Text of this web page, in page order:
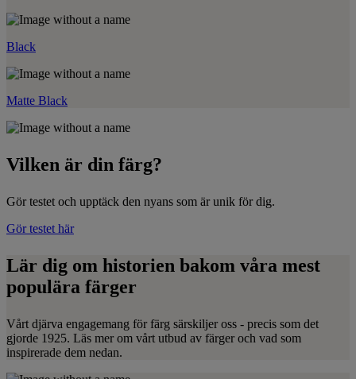
Black
Matte Black
Vilken är din färg?
Gör testet och upptäck den nyans som är unik för dig.
Gör testet här
Lär dig om historien bakom våra mest
populära färger
Vårt djärva engagemang för färg särskiljer oss - precis som det
gjorde 1925. Läs mer om vårt utbud av färger och vad som
inspirerade dem nedan.